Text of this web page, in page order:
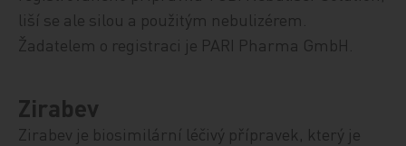
liší se ale silou a použitým nebulizérem.
Žadatelem o registraci je PARI Pharma GmbH.
Zirabev
Zirabev je biosimilární léčivý přípravek, který je